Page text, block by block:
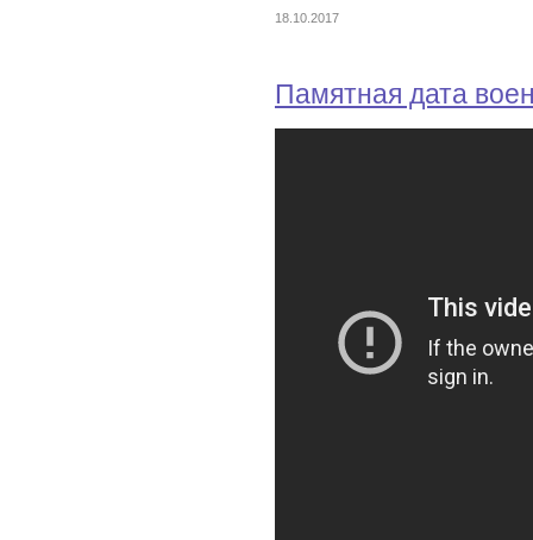
18.10.2017
Памятная дата